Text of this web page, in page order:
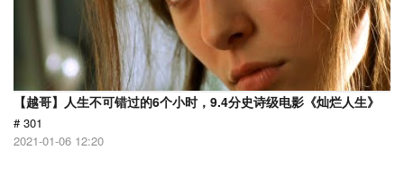
【越哥】人生不可错过的6个小时，9.4分史诗级电影《灿烂人生》
# 301
2021-01-06 12:20